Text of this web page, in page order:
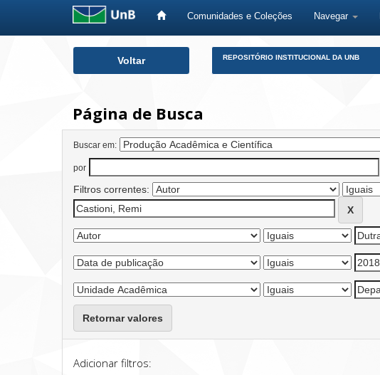
Comunidades e Coleções Navegar
Voltar REPOSITÓRIO INSTITUCIONAL DA UNB
Página de Busca
Buscar em:
por
Filtros correntes:
Retornar valores
Adicionar filtros: